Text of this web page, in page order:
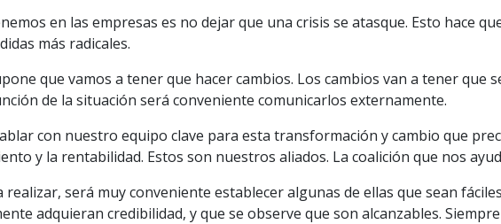
en las empresas es no dejar que una crisis se atasque. Esto hace
más radicales.
que vamos a tener que hacer cambios. Los cambios van a tener que
de la situación será conveniente comunicarlos externamente.
con nuestro equipo clave para esta transformación y cambio que
y la rentabilidad. Estos son nuestros aliados. La coalición que nos
será muy conveniente establecer algunas de ellas que sean
adquieran credibilidad, y que se observe que son alcanzables.